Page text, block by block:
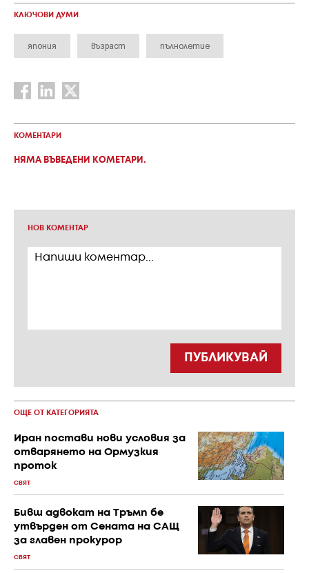
КЛЮЧОВИ ДУМИ
япония възраст пълнолетие
КОМЕНТАРИ
НЯМА ВЪВЕДЕНИ КОМЕТАРИ.
НОВ КОМЕНТАР
ПУБЛИКУВАЙ
ОЩЕ ОТ КАТЕГОРИЯТА
Иран постави нови условия за
отварянето на Ормузкия
проток
СВЯТ
Бивш адвокат на Тръмп бе
утвърден от Сената на САЩ
за главен прокурор
СВЯТ